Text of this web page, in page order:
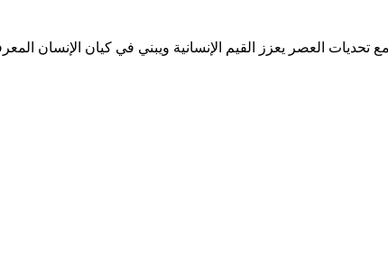
العصر يعزز القيم الإنسانية ويبني في كيان الإنسان